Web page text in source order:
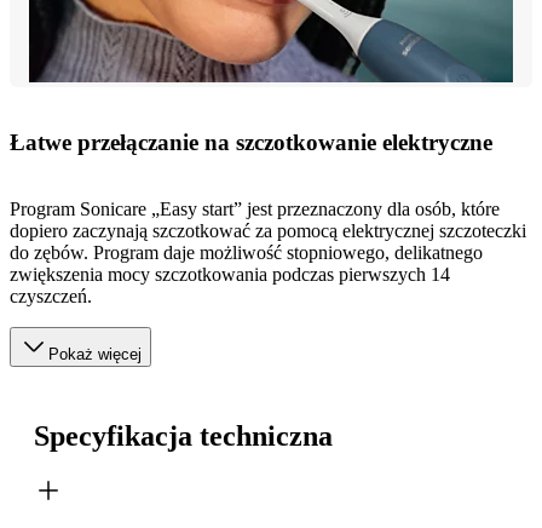
Łatwe przełączanie na szczotkowanie elektryczne
Program Sonicare „Easy start” jest przeznaczony dla osób, które
dopiero zaczynają szczotkować za pomocą elektrycznej szczoteczki
do zębów. Program daje możliwość stopniowego, delikatnego
zwiększenia mocy szczotkowania podczas pierwszych 14
czyszczeń.
Pokaż więcej
Specyfikacja techniczna